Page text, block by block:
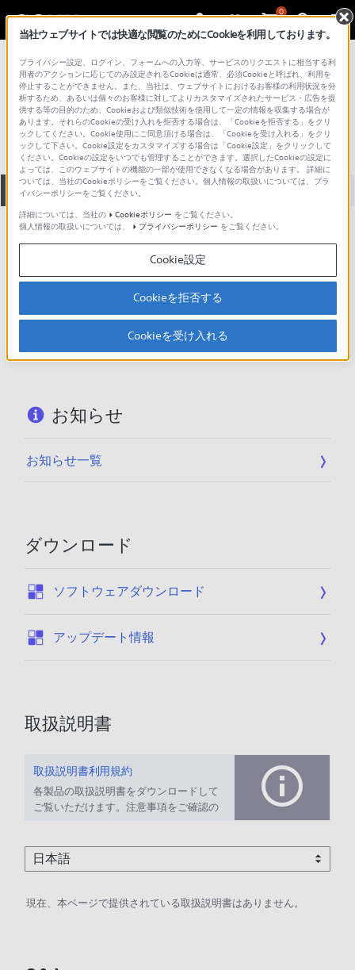
0
総合サポート・お問い合わせ プロフェッショナル／業務用
PBU-200P
全て ダウンロード 取扱説明書 Q&A
製品に関する重要なお知らせ
お知らせ
製品に関する重要なお知らせ
重要なお知らせ一覧
お知らせ
お知らせ一覧
ダウンロード
ソフトウェアダウンロード
アップデート情報
取扱説明書
取扱説明書利用規約
各製品の取扱説明書をダウンロードして
ご覧いただけます。注意事項をご確認の
現在、本ページで提供されている取扱説明書はありません。
当社ウェブサイトでは快適な閲覧のためにCookieを利用しております。
プライバシー設定、ログイン、フォームへの入力等、サービスのリクエストに相当する利
用者のアクションに応じてのみ設定されるCookieは通常、必須Cookieと呼ばれ、利用を
停止することができません。また、当社は、ウェブサイトにおけるお客様の利用状況を分
析するため、あるいは個々のお客様に対してよりカスタマイズされたサービス・広告を提
供する等の目的のため、Cookieおよび類似技術を使用して一定の情報を収集する場合が
あります。それらのCookieの受け入れを拒否する場合は、「Cookieを拒否する」をクリ
ックしてください。Cookie使用にご同意頂ける場合は、「Cookieを受け入れる」をクリ
ックして下さい。Cookie設定をカスタマイズする場合は「Cookie設定」をクリックして
ください。Cookieの設定をいつでも管理することができます。選択したCookieの設定に
よっては、このウェブサイトの機能の一部が使用できなくなる場合があります。 詳細に
ついては、当社のCookieポリシーをご覧ください。個人情報の取扱いについては、プラ
イバシーポリシーをご覧ください。
詳細については、当社の
Cookieポリシー をご覧ください。
個人情報の取扱いについては、
プライバシーポリシー をご覧ください。
Cookie設定
Cookieを拒否する
Cookieを受け入れる